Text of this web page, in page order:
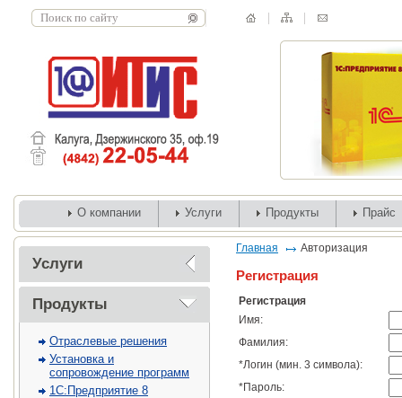
О компании Услуги Продукты Прайс
Услуги
Продукты
Отраслевые решения
Установка и
сопровождение программ
1С:Предприятие 8
Главная Авторизация
Регистрация
Регистрация
Имя:
Фамилия:
*Логин (мин. 3 символа):
*Пароль: